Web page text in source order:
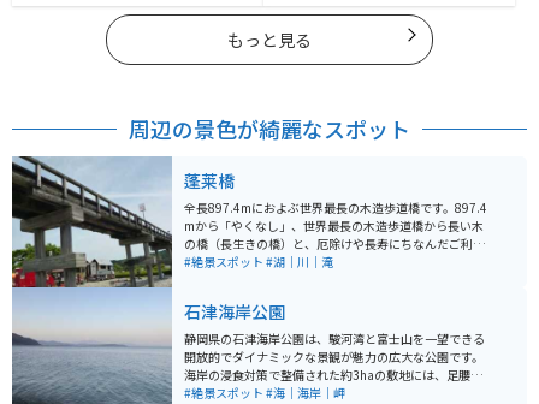
もっと見る
周辺の景色が綺麗なスポット
蓬莱橋
全長897.4mにおよぶ世界最長の木造歩道橋です。897.4
mから「やくなし」、世界最長の木造歩道橋から長い木
の橋（長生きの橋）と、厄除けや長寿にちなんだご利益
スポットとして人気となっています。世界一長い木造歩
で歩行で渡るのに100円要ります。橋の上からの大井川
は絶景！何も遮るモノがないので夏は暑いです。冬なら
帰りに富士山も眺められます。橋のたもとに、掛川茶の
ソフトクリームと掛川茶を飲めるお休み処もあります。
#絶景スポット #湖｜川｜滝
石津海岸公園
静岡県の石津海岸公園は、駿河湾と富士山を一望できる
開放的でダイナミックな景観が魅力の広大な公園です。
海岸の浸食対策で整備された約3haの敷地には、足腰に
優しいゴム舗装の園路があり、ウォーキングコースとし
#絶景スポット #海｜海岸｜岬